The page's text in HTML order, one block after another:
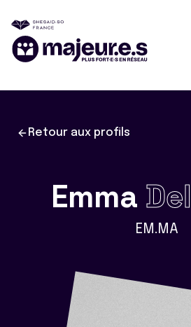
Retour aux profils
Emma
EM.MA